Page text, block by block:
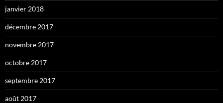
janvier 2018
décembre 2017
novembre 2017
octobre 2017
septembre 2017
août 2017